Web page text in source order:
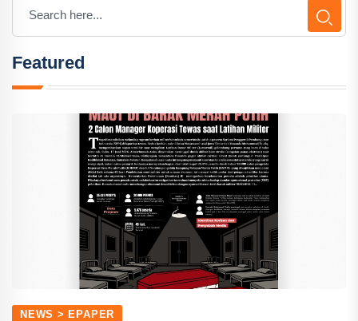
Featured
NEWS > EPAPER